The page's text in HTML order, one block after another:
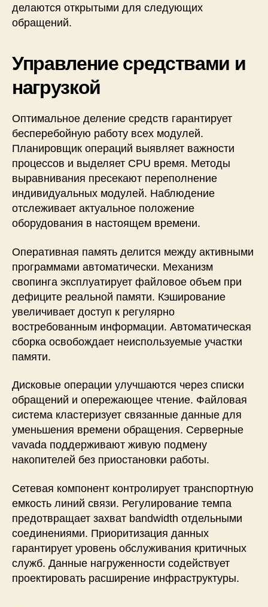
делаются открытыми для следующих
обращений.
Управление средствами и
нагрузкой
Оптимальное деление средств гарантирует
бесперебойную работу всех модулей.
Планировщик операций выявляет важности
процессов и выделяет CPU время. Методы
выравнивания пресекают переполнение
индивидуальных модулей. Наблюдение
отслеживает актуальное положение
оборудования в настоящем времени.
Оперативная память делится между активными
программами автоматически. Механизм
свопинга эксплуатирует файловое объем при
дефиците реальной памяти. Кэширование
увеличивает доступ к регулярно
востребованным информации. Автоматическая
сборка освобождает неиспользуемые участки
памяти.
Дисковые операции улучшаются через списки
обращений и опережающее чтение. Файловая
система кластеризует связанные данные для
уменьшения времени обращения. Серверные
vavada поддерживают живую подмену
накопителей без приостановки работы.
Сетевая компонент контролирует транспортную
емкость линий связи. Регулирование темпа
предотвращает захват bandwidth отдельными
соединениями. Приоритизация данных
гарантирует уровень обслуживания критичных
служб. Данные нагруженности содействует
проектировать расширение инфраструктуры.